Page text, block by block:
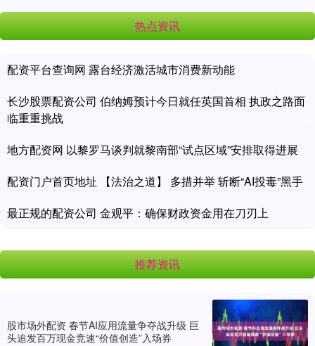
热点资讯
配资平台查询网 露台经济激活城市消费新动能
长沙股票配资公司 伯纳姆预计今日就任英国首相 执政之路面
临重重挑战
地方配资网 以黎罗马谈判就黎南部“试点区域”安排取得进展
配资门户首页地址 【法治之道】 多措并举 斩断“AI投毒”黑手
最正规的配资公司 金观平：确保财政资金用在刀刃上
推荐资讯
股市场外配资 春节AI应用流量争夺战升级 巨
头追发百万现金竞速“价值创造”入场券